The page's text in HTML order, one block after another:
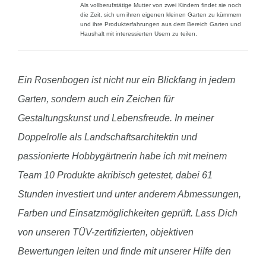
Als vollberufstätige Mutter von zwei Kindern findet sie noch
die Zeit, sich um ihren eigenen kleinen Garten zu kümmern
und ihre Produkterfahrungen aus dem Bereich Garten und
Haushalt mit interessierten Usern zu teilen.
Ein Rosenbogen ist nicht nur ein Blickfang in jedem
Garten, sondern auch ein Zeichen für
Gestaltungskunst und Lebensfreude. In meiner
Doppelrolle als Landschaftsarchitektin und
passionierte Hobbygärtnerin habe ich mit meinem
Team 10 Produkte akribisch getestet, dabei 61
Stunden investiert und unter anderem Abmessungen,
Farben und Einsatzmöglichkeiten geprüft. Lass Dich
von unseren TÜV-zertifizierten, objektiven
Bewertungen leiten und finde mit unserer Hilfe den